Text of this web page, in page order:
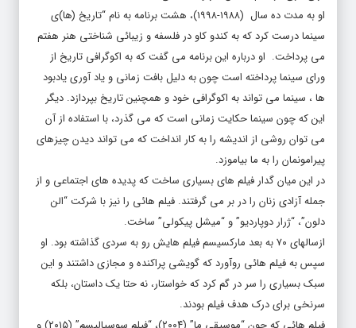
او به مدت ده سال (۱۹۸۸-۱۹۹۸)، هشت برنامه به نام “تاریخ (ها)ی
سینما درست کرد که به کندو کاو در فلسفه و زیبائی شناختی هنر هفتم
می پرداخت. او درباره این برنامه می گفت که به اکوگرافی تاریخ از
ورای سینما پرداخته است چون به دلیل بافت زمانی و یاد آوری یادبود
ها ، سینما می تواند به اکوگرافی خود و همچنین تاریخ بپردازد. دیگر
این که چون سینما حکایت زمانی است که می گذرد، با استفاده از آن
می توان روشی از اندیشه را به کار انداخت که می تواند دیدن چیزهای
پیرامونمان را به ما بیاموزد.
در این میان گدار فیلم های بسیاری ساخت که پدیده های اجتماعی و از
جمله آزادی زنان را در بر می گرفتند. فیلم هائی را نیز با شرکت “الن
دلون”، “ژرار دوپاردیو” و “میشل پیکولی” ساخت.
ازسالهای ۷۰ به بعد مارکسیسم فیلم هایش رو به سردی گذاشته بود. او
سپس به فیلم هائی روآورد که گویشی پراکنده و مجازی داشتند و این
سبک بسیاری را سر در گم کرد که خواستار، نه حتا یک داستان، بلکه
سرنخی برای درک هدف فیلم بودند.